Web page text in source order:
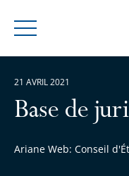
Menu
Base de
Ariane Web: Conseil
21 AVRIL 2021